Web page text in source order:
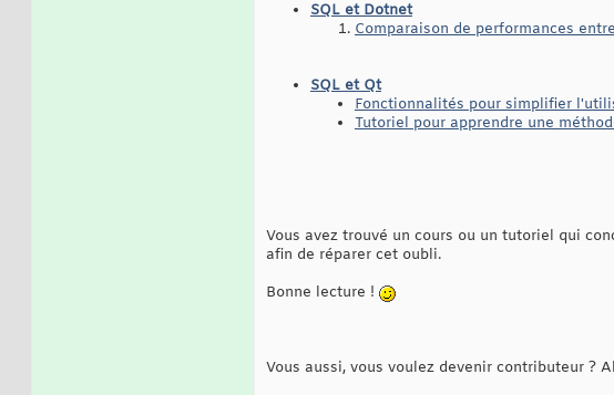
SQL et Dotnet
Comparaison de performances
SQL et Qt
Fonctionnalités pour simplifier
Tutoriel pour apprendre une
Vous avez trouvé un cours ou un tutoriel qui
afin de réparer cet oubli.
Bonne lecture !
Vous aussi, vous voulez devenir contributeur ?